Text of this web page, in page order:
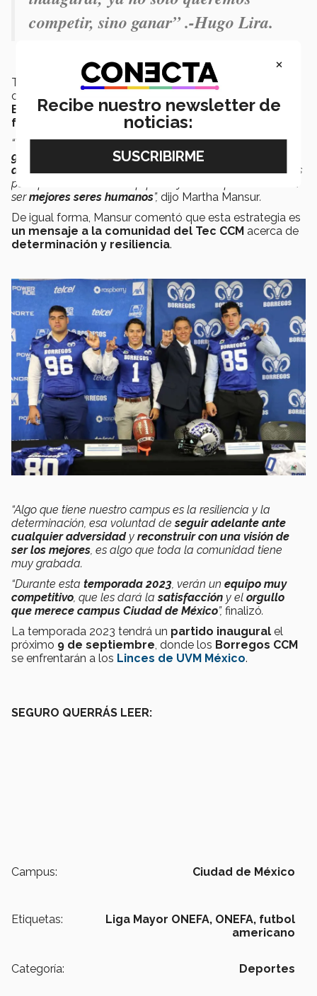
competir, sino ganar” .-Hugo Lira.
Tanto dentro de la chancha como fuera de esta, los
coaches y formadores de los jugadores buscan que los
Borregos de CCMsean reconocidos por su
formación integral, deportiva y académica
“Todos nuestros estudiantes fueron reclutados por sus
grandes capacidades deportivasy por su
desempeño académico,características que necesitamos
para poder tener a un equipo de jóvenes que los lleven a
sermejores seres humanos”, dijo Martha Mansur.
De igual forma, Mansur comentó que esta estrategia es
un mensaje a la comunidad del Tec CCM acerca de
determinación y resiliencia.
“Algo que tiene nuestro campus es la resiliencia y la
determinación, esa voluntad deseguir adelante ante
cualquier adversidady reconstruir con una visión de
ser los mejores , es algo que toda la comunidad tiene
muy grabada.
“Durante esta temporada 2023 , verán un equipo muy
competitivo , que les dará lasatisfacción y el orgullo
que merece campus Ciudad de México”, finalizó.
La temporada 2023 tendrá un partido inaugural el
próximo 9 de septiembre , donde los Borregos CCM
se enfrentarán a los Linces de UVM México.
SEGURO QUERRÁS LEER:
Campus: Ciudad de México
Etiquetas: Liga Mayor ONEFA, ONEFA, futbol
americano
Categoría: Deportes
×
Recibe nuestro newsletter de
noticias: